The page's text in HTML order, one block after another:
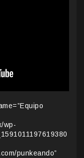
wp-
punkeando”